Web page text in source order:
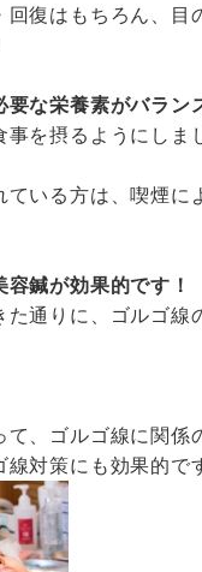
回復はもちろん、
要な栄養素がバラン
を摂るようにしま
ている方は、喫煙
容鍼が効果的です！
た通りに、ゴルゴ
て、ゴルゴ線に関係
対策にも効果的で